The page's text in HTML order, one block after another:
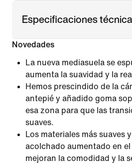
Especificaciones
Novedades
La nueva mediasuela se
aumenta la suavidad y la
Hemos prescindido de la
antepié y añadido goma
esa zona para que las
suaves.
Los materiales más suaves
acolchado aumentado en
mejoran la comodidad y la